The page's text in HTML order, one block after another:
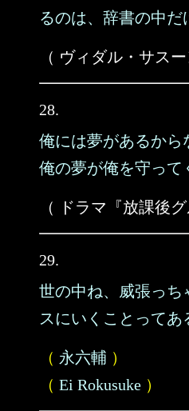
るのは、辞書の中だ
（ ヴィダル・サスー
28.
俺には夢があるから
俺の夢が俺を守って
（ ドラマ『放課後グ
29.
世の中ね、威張っち
スにいくことってあ
（ 永六輔 ）
（ Ei Rokusuke ）